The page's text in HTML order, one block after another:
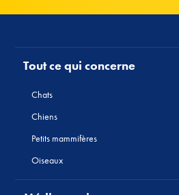
Tout ce qui concerne
Chats
Chiens
Petits mammifères
Oiseaux